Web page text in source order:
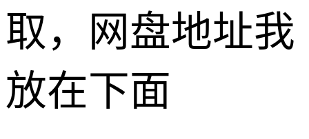
取，网盘地址我
放在下面